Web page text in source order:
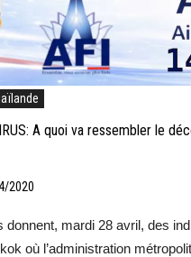
A quoi va ressembler le
2020
donnent, mardi 28 avril, des
où l’administration